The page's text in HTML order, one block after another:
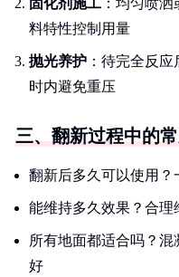
固化剂施工 ：均匀喷
料特性控制用量
抛光养护 ：待完全反
时内避免重压
三、翻新过程中的
翻新后多久可以使用？
能维持多久效果？合理
所有地面都适合吗？
好